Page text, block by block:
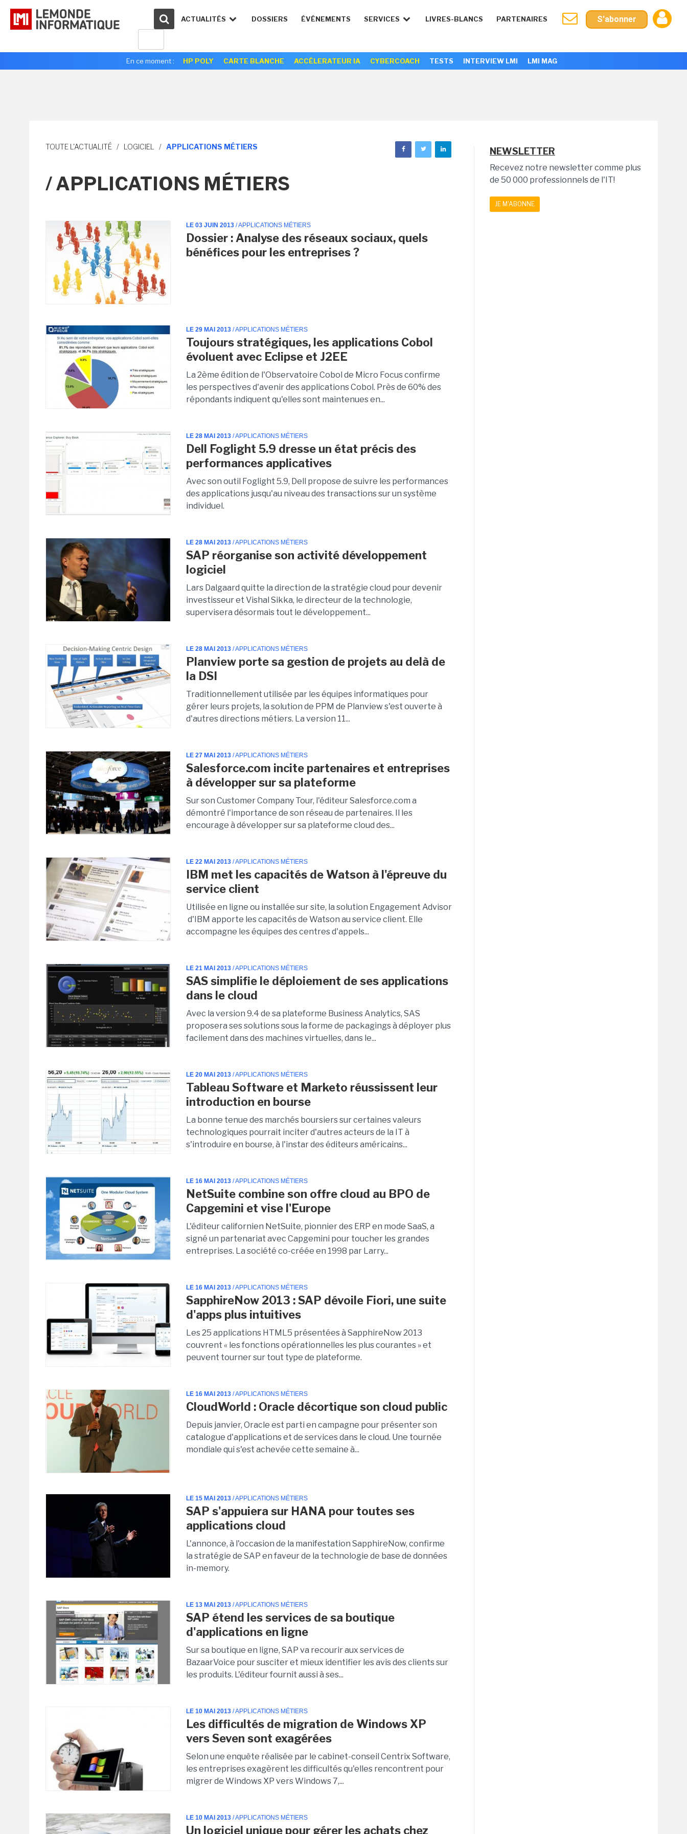
ACTUALITÉS DOSSIERS ÉVÉNEMENTS SERVICES LIVRES-BLANCS PARTENAIRES S'abonner
En ce moment : HP POLY CARTE BLANCHE ACCÉLERATEUR IA CYBERCOACH TESTS INTERVIEW LMI LMI MAG
TOUTE L'ACTUALITÉ / LOGICIEL / APPLICATIONS MÉTIERS
/ APPLICATIONS MÉTIERS
LE 03 JUIN 2013 / APPLICATIONS MÉTIERS
Dossier : Analyse des réseaux sociaux, quels
bénéfices pour les entreprises ?
LE 29 MAI 2013 / APPLICATIONS MÉTIERS
Toujours stratégiques, les applications Cobol
évoluent avec Eclipse et J2EE
La 2ème édition de l'Observatoire Cobol de Micro Focus confirme
les perspectives d'avenir des applications Cobol. Près de 60% des
répondants indiquent qu'elles sont maintenues en...
LE 28 MAI 2013 / APPLICATIONS MÉTIERS
Dell Foglight 5.9 dresse un état précis des
performances applicatives
Avec son outil Foglight 5.9, Dell propose de suivre les performances
des applications jusqu'au niveau des transactions sur un système
individuel.
LE 28 MAI 2013 / APPLICATIONS MÉTIERS
SAP réorganise son activité développement
logiciel
Lars Dalgaard quitte la direction de la stratégie cloud pour devenir
investisseur et Vishal Sikka, le directeur de la technologie,
supervisera désormais tout le développement...
LE 28 MAI 2013 / APPLICATIONS MÉTIERS
Planview porte sa gestion de projets au delà de
la DSI
Traditionnellement utilisée par les équipes informatiques pour
gérer leurs projets, la solution de PPM de Planview s'est ouverte à
d'autres directions métiers. La version 11...
LE 27 MAI 2013 / APPLICATIONS MÉTIERS
Salesforce.com incite partenaires et entreprises
à développer sur sa plateforme
Sur son Customer Company Tour, l'éditeur Salesforce.com a
démontré l'importance de son réseau de partenaires. Il les
encourage à développer sur sa plateforme cloud des...
LE 22 MAI 2013 / APPLICATIONS MÉTIERS
IBM met les capacités de Watson à l'épreuve du
service client
Utilisée en ligne ou installée sur site, la solution Engagement Advisor
d'IBM apporte les capacités de Watson au service client. Elle
accompagne les équipes des centres d'appels...
LE 21 MAI 2013 / APPLICATIONS MÉTIERS
SAS simplifie le déploiement de ses applications
dans le cloud
Avec la version 9.4 de sa plateforme Business Analytics, SAS
proposera ses solutions sous la forme de packagings à déployer plus
facilement dans des machines virtuelles, dans le...
LE 20 MAI 2013 / APPLICATIONS MÉTIERS
Tableau Software et Marketo réussissent leur
introduction en bourse
La bonne tenue des marchés boursiers sur certaines valeurs
technologiques pourrait inciter d'autres acteurs de la IT à
s'introduire en bourse, à l'instar des éditeurs américains...
LE 16 MAI 2013 / APPLICATIONS MÉTIERS
NetSuite combine son offre cloud au BPO de
Capgemini et vise l'Europe
L'éditeur californien NetSuite, pionnier des ERP en mode SaaS, a
signé un partenariat avec Capgemini pour toucher les grandes
entreprises. La société co-créée en 1998 par Larry...
LE 16 MAI 2013 / APPLICATIONS MÉTIERS
SapphireNow 2013 : SAP dévoile Fiori, une suite
d'apps plus intuitives
Les 25 applications HTML5 présentées à SapphireNow 2013
couvrent « les fonctions opérationnelles les plus courantes » et
peuvent tourner sur tout type de plateforme.
LE 16 MAI 2013 / APPLICATIONS MÉTIERS
CloudWorld : Oracle décortique son cloud public
Depuis janvier, Oracle est parti en campagne pour présenter son
catalogue d'applications et de services dans le cloud. Une tournée
mondiale qui s'est achevée cette semaine à...
LE 15 MAI 2013 / APPLICATIONS MÉTIERS
SAP s'appuiera sur HANA pour toutes ses
applications cloud
L'annonce, à l'occasion de la manifestation SapphireNow, confirme
la stratégie de SAP en faveur de la technologie de base de données
in-memory.
LE 13 MAI 2013 / APPLICATIONS MÉTIERS
SAP étend les services de sa boutique
d'applications en ligne
Sur sa boutique en ligne, SAP va recourir aux services de
BazaarVoice pour susciter et mieux identifier les avis des clients sur
les produits. L'éditeur fournit aussi à ses...
LE 10 MAI 2013 / APPLICATIONS MÉTIERS
Les difficultés de migration de Windows XP
vers Seven sont exagérées
Selon une enquête réalisée par le cabinet-conseil Centrix Software,
les entreprises exagèrent les difficultés qu'elles rencontrent pour
migrer de Windows XP vers Windows 7,...
LE 10 MAI 2013 / APPLICATIONS MÉTIERS
Un logiciel unique pour gérer les achats chez
NEWSLETTER
Recevez notre newsletter comme plus
de 50 000 professionnels de l'IT!
JE M'ABONNE